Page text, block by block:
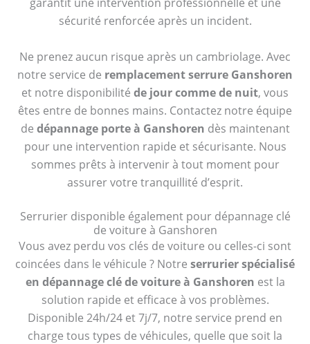
sécurité renforcée après un incident.
Ne prenez aucun risque après un cambriolage. Avec
notre service de remplacement serrure Ganshoren
et notre disponibilité de jour comme de nuit, vous
êtes entre de bonnes mains. Contactez notre équipe
de dépannage porte à Ganshoren dès maintenant
pour une intervention rapide et sécurisante. Nous
sommes prêts à intervenir à tout moment pour
assurer votre tranquillité d’esprit.
Serrurier disponible également pour dépannage clé
de voiture à Ganshoren
Vous avez perdu vos clés de voiture ou celles-ci sont
coincées dans le véhicule ? Notre serrurier spécialisé
en dépannage clé de voiture à Ganshoren est la
solution rapide et efficace à vos problèmes.
Disponible 24h/24 et 7j/7, notre service prend en
charge tous types de véhicules, quelle que soit la